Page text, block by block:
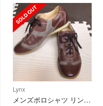
Lynx
メンズポロシャツ リンクス